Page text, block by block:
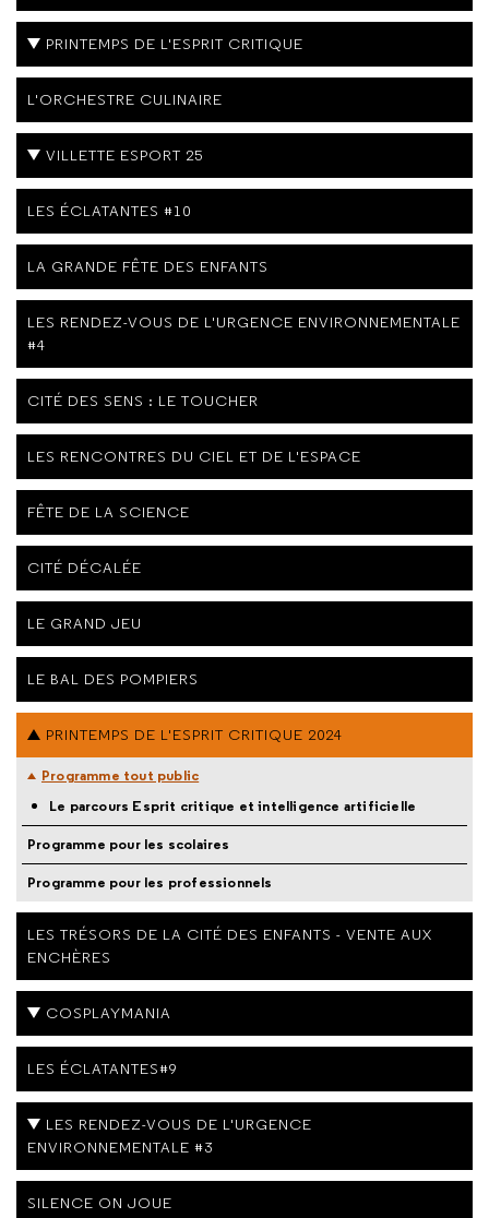
PRINTEMPS DE L'ESPRIT CRITIQUE
L'ORCHESTRE CULINAIRE
VILLETTE ESPORT 25
LES ÉCLATANTES #10
LA GRANDE FÊTE DES ENFANTS
LES RENDEZ-VOUS DE L'URGENCE ENVIRONNEMENTALE
#4
CITÉ DES SENS : LE TOUCHER
LES RENCONTRES DU CIEL ET DE L'ESPACE
FÊTE DE LA SCIENCE
CITÉ DÉCALÉE
LE GRAND JEU
LE BAL DES POMPIERS
PRINTEMPS DE L'ESPRIT CRITIQUE 2024
Programme tout public
Le parcours Esprit critique et intelligence artificielle
Programme pour les scolaires
Programme pour les professionnels
LES TRÉSORS DE LA CITÉ DES ENFANTS - VENTE AUX
ENCHÈRES
COSPLAYMANIA
LES ÉCLATANTES#9
LES RENDEZ-VOUS DE L'URGENCE
ENVIRONNEMENTALE #3
SILENCE ON JOUE